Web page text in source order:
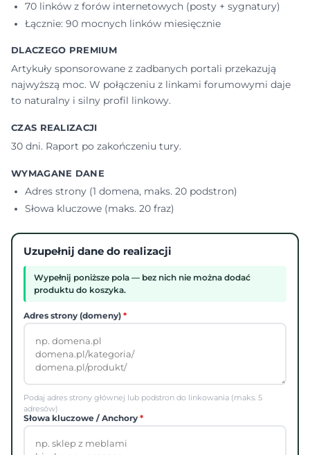
70 linków z forów internetowych (posty + sygnatury)
Łącznie: 90 mocnych linków miesięcznie
DLACZEGO PREMIUM
Artykuły sponsorowane z zadbanych portali przekazują
najwyższą moc. W połączeniu z linkami forumowymi daje
to naturalny i silny profil linkowy.
CZAS REALIZACJI
30 dni. Raport po zakończeniu tury.
WYMAGANE DANE
Adres strony (1 domena, maks. 20 podstron)
Słowa kluczowe (maks. 20 fraz)
Uzupełnij dane do realizacji
Wypełnij poniższe pola — bez nich nie można dodać
produktu do koszyka.
Adres strony (domeny) *
Podaj adres strony głównej lub podstron do linkowania (maks. 5
adresów)
Słowa kluczowe / Anchory *